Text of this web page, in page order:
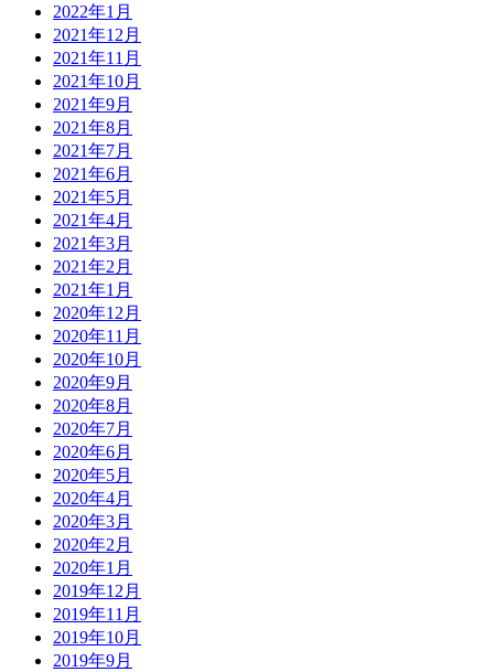
2022年1月
2021年12月
2021年11月
2021年10月
2021年9月
2021年8月
2021年7月
2021年6月
2021年5月
2021年4月
2021年3月
2021年2月
2021年1月
2020年12月
2020年11月
2020年10月
2020年9月
2020年8月
2020年7月
2020年6月
2020年5月
2020年4月
2020年3月
2020年2月
2020年1月
2019年12月
2019年11月
2019年10月
2019年9月